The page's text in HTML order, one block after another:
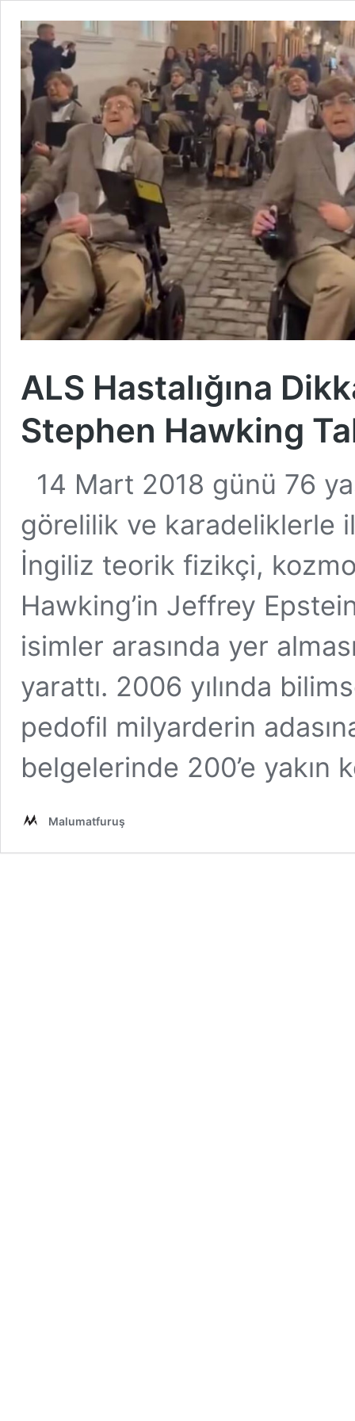
ALS Hastalığına
Stephen Hawking
14 Mart 2018 günü 76
görelilik ve karadeliklerle
İngiliz teorik fizikçi,
Hawking’in Jeffrey
isimler arasında yer
yarattı. 2006 yılında
pedofil milyarderin
belgelerinde 200’e yakın
Malumatfuruş